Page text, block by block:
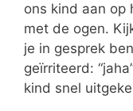
ons kind aan op
met de ogen.
je in gesprek
geïrriteerd:
kind snel